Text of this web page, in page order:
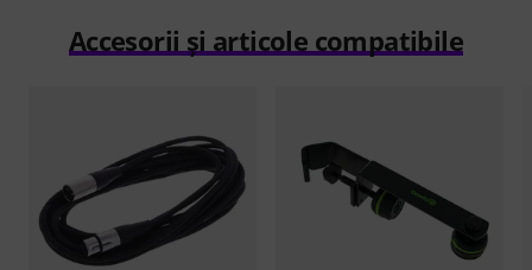
Accesorii și articole compatibile